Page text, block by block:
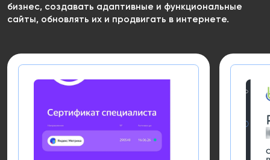
бизнес, создавать адаптивные и функциональные
сайты, обновлять их и продвигать в интернете.